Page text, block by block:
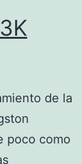
de la
poco como